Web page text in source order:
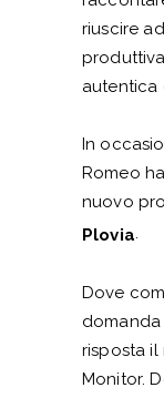
riuscire
produttiva
autentica
In
Romeo
nuovo
Plovia.
Dove
risposta il
Monitor.